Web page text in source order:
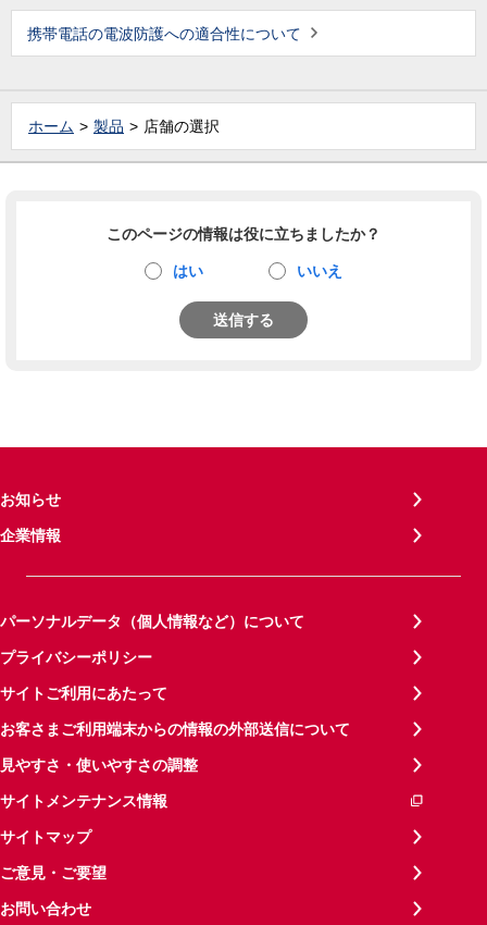
携帯電話の電波防護への適合性について
ホーム 製品 店舗の選択
このページの情報は役に立ちましたか？
はい いいえ
送信する
お知らせ
企業情報
パーソナルデータ（個人情報など）について
プライバシーポリシー
サイトご利用にあたって
お客さまご利用端末からの情報の外部送信について
見やすさ・使いやすさの調整
サイトメンテナンス情報
サイトマップ
ご意見・ご要望
お問い合わせ